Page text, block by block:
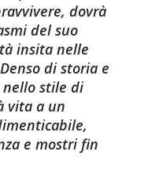
dovrà
del suo
insita nelle
di storia e
nello stile di
vita a un
e mostri fin